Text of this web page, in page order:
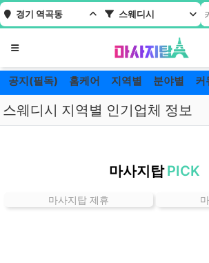
경기 역곡동 스웨디시
메뉴
공지(필독) 홈케어 지역별 분야별 커
스웨디시 지역별 인기업체 정보
동
마사지탑 PICK
마사지탑 제휴